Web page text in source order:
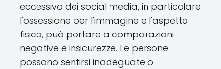
eccessivo dei social media, in particolare
l'ossessione per l'immagine e l'aspetto
fisico, può portare a comparazioni
negative e insicurezze. Le persone
possono sentirsi inadeguate o